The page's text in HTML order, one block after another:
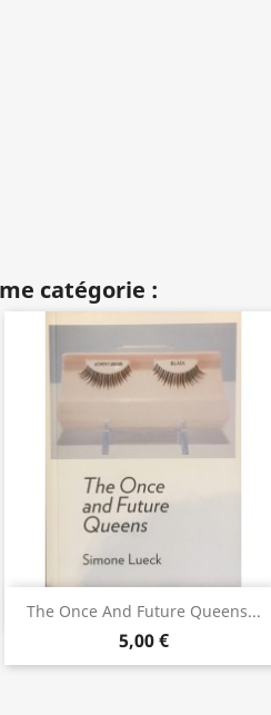
catégorie :
The Once And Future Queens...
5,00 €
Aperçu rapide